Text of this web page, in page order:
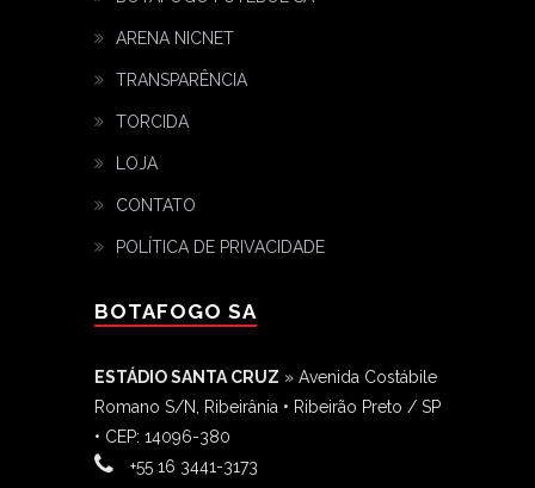
ARENA NICNET
TRANSPARÊNCIA
TORCIDA
LOJA
CONTATO
POLÍTICA DE PRIVACIDADE
BOTAFOGO SA
ESTÁDIO SANTA CRUZ » Avenida Costábile
Romano S/N, Ribeirânia • Ribeirão Preto / SP
• CEP: 14096-380
‎+55 16 3441-3173